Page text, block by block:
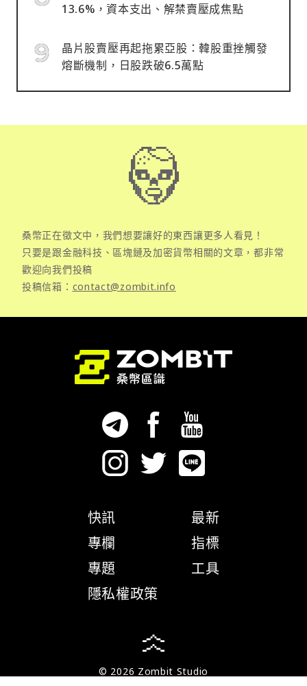
13.6%，資本支出、解禁賣壓成焦點
晶片股賣壓再起拖累亞股：韓股重挫觸發
熔斷機制，日股跌破6.5萬點
桑幣正在徵文中，我們想要讓好的東西讓更多人看見！
只要是跟金融科技、區塊鏈及加密貨幣相關的文章，都非常
歡迎向我們投稿
投稿信箱： contact@zombit.info
快訊
專欄
專題
隱私權政策
最新
指標
工具
© 2026 Zombit Studio